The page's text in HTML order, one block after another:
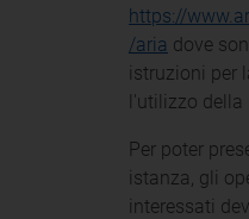
https://
/aria dove
istruzioni per
l'utilizzo della
Per poter
istanza, gli
interessati